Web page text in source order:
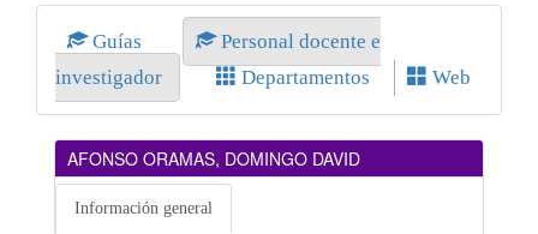
Guías
Personal docente e
investigador
Departamentos Web
AFONSO ORAMAS, DOMINGO DAVID
Información general